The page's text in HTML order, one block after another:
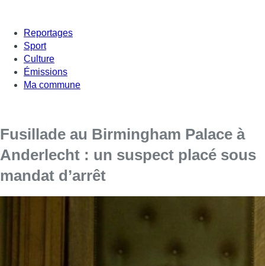
Reportages
Sport
Culture
Émissions
Ma commune
Fusillade au Birmingham Palace à
Anderlecht : un suspect placé sous
mandat d’arrêt